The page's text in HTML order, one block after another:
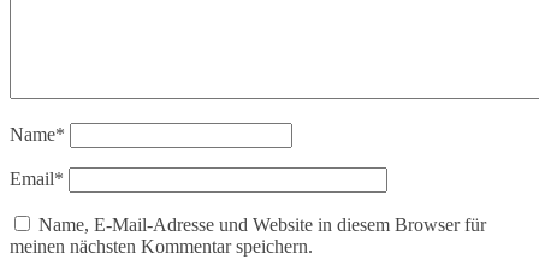
Name*
Email*
Name, E-Mail-Adresse und Website in diesem Browser für
meinen nächsten Kommentar speichern.